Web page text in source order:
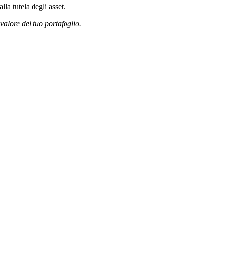
tutela degli asset.
del tuo portafoglio.